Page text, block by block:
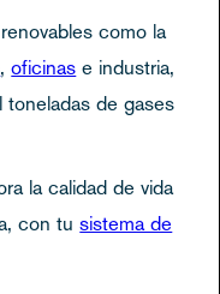
como la
,oficinas e industria,
toneladas de gases
la calidad de vida
con tusistema de